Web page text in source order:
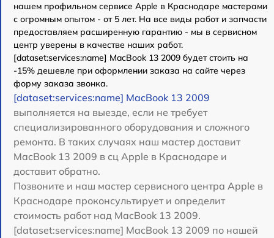
нашем профильном сервисе Apple в Краснодаре мастерами
с огромным опытом - от 5 лет. На все виды работ и запчасти
предоставляем расширенную гарантию - мы в сервисном
центр уверены в качестве наших работ.
[dataset:services:name] MacBook 13 2009 будет стоить на
-15% дешевле при оформлении заказа на сайте через
форму заказа звонка.
[dataset:services:name] MacBook 13 2009
выполняется на выезде, если не требует
специализированного оборудования и сложного
ремонта. В таких случаях наш мастер доставит
MacBook 13 2009 в сц Apple в Краснодаре и
доставит обратно.
Позвоните и наш мастер сервисного центра Apple в
Краснодаре проконсультирует и определит
стоимость работ над MacBook 13 2009.
[dataset:services:name] MacBook 13 2009 по нашей